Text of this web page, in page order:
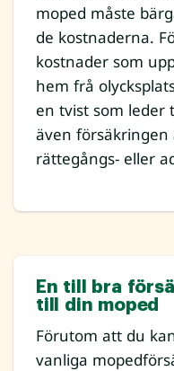
moped måste
de kostnaderna.
kostnader som
hem frå
en tvist som leder
även
rättegångs- eller
En till bra
till din moped
Förutom att du
vanliga